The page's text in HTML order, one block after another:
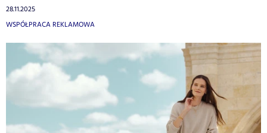
28.11.2025
WSPÓŁPRACA REKLAMOWA